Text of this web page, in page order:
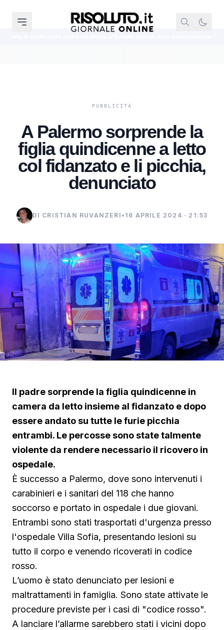
A Palermo sorprende la
figlia quindicenne a letto
col fidanzato e li picchia,
denunciato
DI CRISTIAN RUVANZERI • 16 APRILE 2024 · 21:53
Il padre sorprende la figlia quindicenne in
camera da letto insieme al fidanzato e dopo
essere andato su tutte le furie picchia
entrambi. Le percosse sono state talmente
violente da rendere necessario il ricovero in
ospedale.
È successo a Palermo, dove sono intervenuti i
carabinieri e i sanitari del 118 che hanno
soccorso e portato in ospedale i due giovani.
Entrambi sono stati trasportati d'urgenza presso
l'ospedale Villa Sofia, presentando lesioni su
tutto il corpo e venendo ricoverati in codice
rosso.
L’uomo è stato denunciato per lesioni e
maltrattamenti in famiglia. Sono state attivate le
procedure previste per i casi di "codice rosso".
A lanciare l’allarme sarebbero stati i vicini dopo